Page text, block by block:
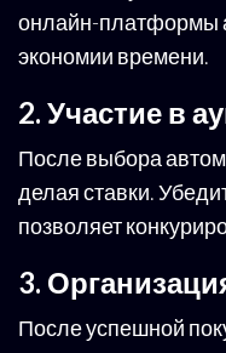
онлайн-платформы
экономии времени.
2. Участие в
После выбора
делая ставки.
позволяет
3.
После успешной